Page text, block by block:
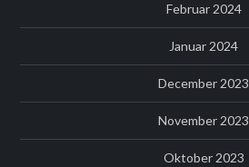
Februar 2024
Januar 2024
December 2023
November 2023
Oktober 2023